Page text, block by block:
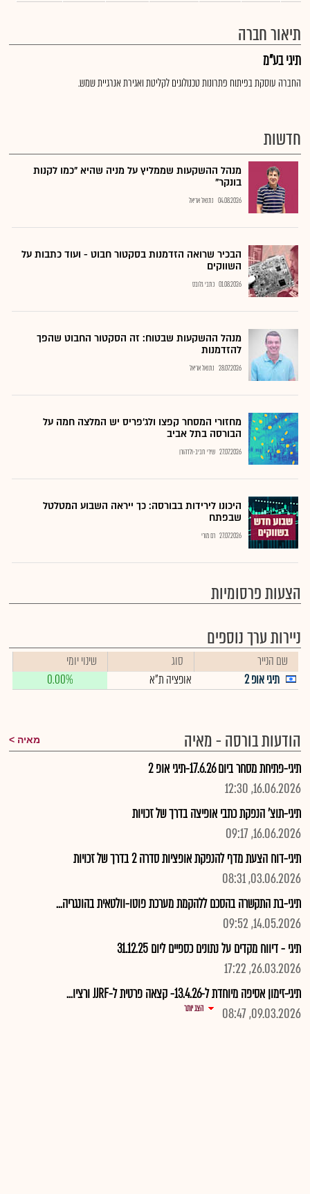
תיאור חברה
תיגי בע"מ
החברה עוסקת בפיתוח פתרונות טכנולוגים לקליטת ואגירת אנרגיית שמש.
חדשות
מנהל ההשקעות שממליץ על מניה שהיא "כמו לקנות
בונקר"
04.08.2026 נתנאל אריאל
הבכיר שרואה הזדמנות בסקטור חבוט - ועוד כתבות על
השווקים
01.08.2026 כתבי גלובס
מנהל ההשקעות שבטוח: זה הסקטור החבוט שהפך
להזדמנות
28.07.2026 נתנאל אריאל
מחזורי המסחר קפצו ולג'פריס יש המלצה חמה על
הבורסה בתל אביב
27.07.2026 שירי חביב-ולדהורן
היכונו לירידות בבורסה: כך ייראה השבוע המטלטל
שבפתח
27.07.2026 רם מורי
הצעות פרסומיות
ניירות ערך נוספים
שם הנייר סוג
שינוי יומי
תיגי אופ 2
אופציה ת"א 0.00%
הודעות בורסה - מאיה מאיה
תיגי-פתיחת מסחר ביום 17.6.26-תיגי אופ 2
16.06.2026, 12:30
תיגי-תוצ' הנפקת כתבי אופיצה בדרך של זכויות
16.06.2026, 09:17
תיגי-דוח הצעת מדף להנפקת אופציות סדרה 2 בדרך של זכויות
03.06.2026, 08:31
תיגי-בת התקשרה בהסכם ללהקמת מערכת פוטו-וולטאית בהונגריה...
14.05.2026, 09:52
תיגי - דיווח מקדים על נתונים כספיים ליום 31.12.25
26.03.2026, 17:22
תיגי-זימון אסיפה מיוחדת ל-13.4.26- קצאה פרטית ל-JJRF ורציו...
09.03.2026, 08:47
הצג יותר